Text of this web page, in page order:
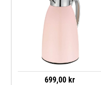
699,00 kr